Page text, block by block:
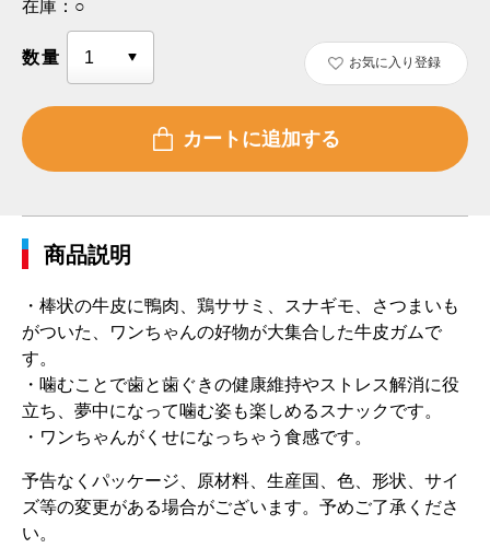
在庫： ○
数量 お気に入り登録
商品説明
・棒状の牛皮に鴨肉、鶏ササミ、スナギモ、さつまいも
がついた、ワンちゃんの好物が大集合した牛皮ガムで
す。
・噛むことで歯と歯ぐきの健康維持やストレス解消に役
立ち、夢中になって噛む姿も楽しめるスナックです。
・ワンちゃんがくせになっちゃう食感です。
予告なくパッケージ、原材料、生産国、色、形状、サイ
ズ等の変更がある場合がございます。予めご了承くださ
い。